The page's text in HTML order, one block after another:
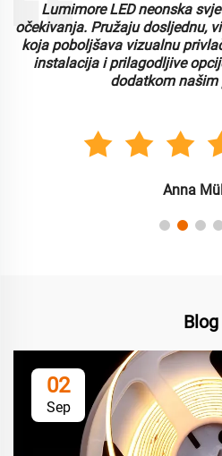
LED neonska svjetla su
dosljednu, visokokvalitetnu
vizualnu privlačnost naše
prilagodljive opcije učinile su ih
dodatkom našim projektima.
5.0
Blog
02
Sep